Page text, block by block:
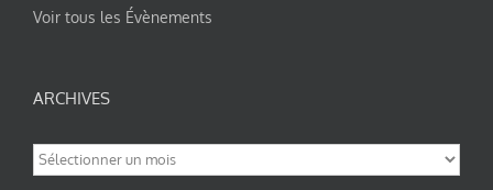
Voir tous les Évènements
ARCHIVES
Archives